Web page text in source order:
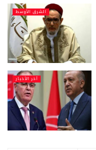
الشرق الأوسط
آخر الأخبار